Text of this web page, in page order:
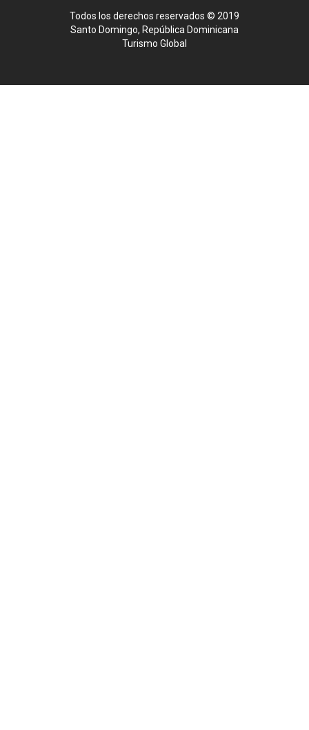
Todos los derechos reservados © 2019
Santo Domingo, República Dominicana
Turismo Global